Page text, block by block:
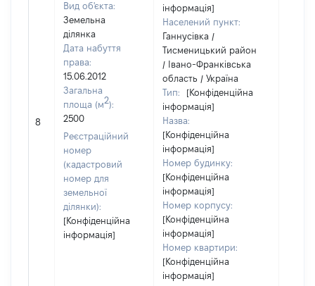
8
Вид об'єкта:
Земельна
ділянка
Дата набуття
права:
15.06.2012
Загальна
площа (м2):
2500
Реєстраційний
номер
(кадастровий
номер для
земельної
ділянки):
[Конфіденційна
інформація]
інформація]
Населений пункт:
Ганнусівка /
Тисменицький район
/ Івано-Франківська
область / Україна
Тип:
[Конфіденційна
інформація]
Назва:
[Конфіденційна
інформація]
Номер будинку:
[Конфіденційна
інформація]
Номер корпусу:
[Конфіденційна
інформація]
Номер квартири:
[Конфіденційна
інформація]